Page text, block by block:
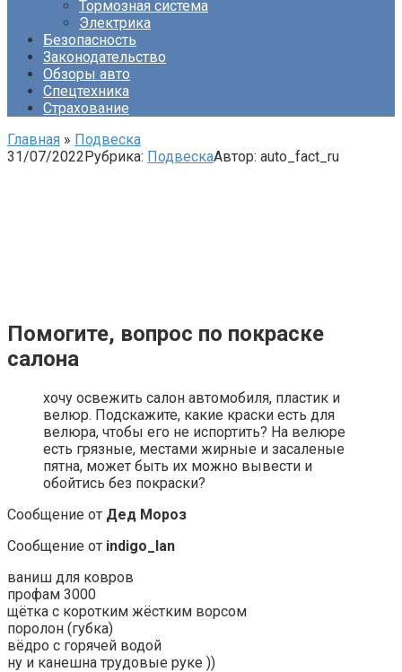
Тормозная система
Электрика
Безопасность
Законодательство
Обзоры авто
Спецтехника
Страхование
Главная » Подвеска
31/07/2022Рубрика: ПодвескаАвтор: auto_fact_ru
Помогите, вопрос по покраске
салона
хочу освежить салон автомобиля, пластик и
велюр. Подскажите, какие краски есть для
велюра, чтобы его не испортить? На велюре
есть грязные, местами жирные и засаленые
пятна, может быть их можно вывести и
обойтись без покраски?
Сообщение от Дед Мороз
Сообщение от indigo_lan
ваниш для ковров
профам 3000
щётка с коротким жёстким ворсом
поролон (губка)
вёдро с горячей водой
ну и канешна трудовые руке ))